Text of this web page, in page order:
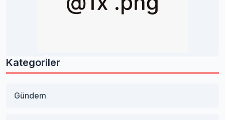
Kategoriler
Gündem